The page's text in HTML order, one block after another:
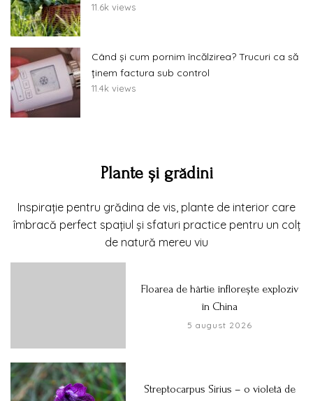
11.6k views
Când și cum pornim încălzirea? Trucuri ca să
ținem factura sub control
11.4k views
Plante și grădini
Inspirație pentru grădina de vis, plante de interior care
îmbracă perfect spațiul și sfaturi practice pentru un colț
de natură mereu viu
Floarea de hârtie înflorește exploziv
în China
5 august 2026
Streptocarpus Sirius – o violetă de